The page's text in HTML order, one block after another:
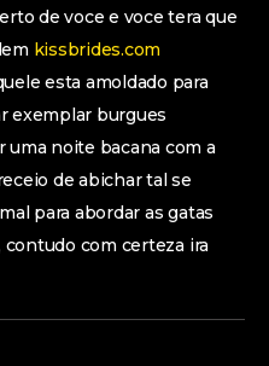
de voce e voce tera que
kissbrides.com
esta amoldado para
exemplar burgues
noite bacana com a
de abichar tal se
para abordar as gatas
contudo com certeza ira